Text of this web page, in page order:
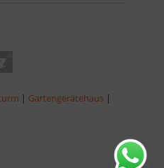
| Gartengerätehaus |